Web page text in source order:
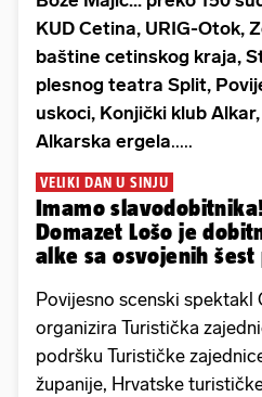
KUD Cetina, URIG-Otok,
baštine cetinskog kraja,
plesnog teatra Split,
uskoci, Konjički klub
Alkarska ergela.....
VELIKI DAN U SINJU
Imamo
Domazet Lošo je
alke sa osvojenih šest
Povijesno scenski spektakl
organizira Turistička
podršku Turističke
županije, Hrvatske